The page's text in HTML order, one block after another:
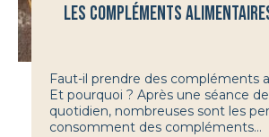
LES COMPLÉMENTS
Faut-il prendre des compléments
Et pourquoi ? Après une séance
quotidien, nombreuses sont les
consomment des compléments...